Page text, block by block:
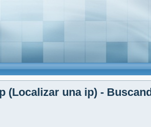
(Localizar una ip) -